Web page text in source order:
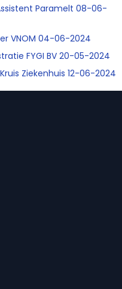
Paramelt 08-06-
VNOM 04-06-2024
FYGI BV 20-05-2024
Ziekenhuis 12-06-2024